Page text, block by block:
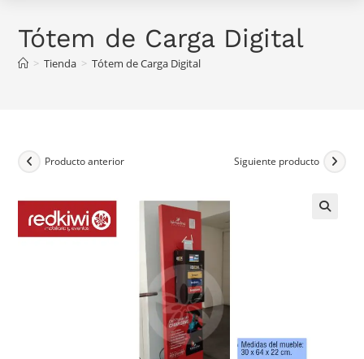
Venta
Contacto
Tótem de Carga Digital
> Tienda > Tótem de Carga Digital
Producto anterior Siguiente producto